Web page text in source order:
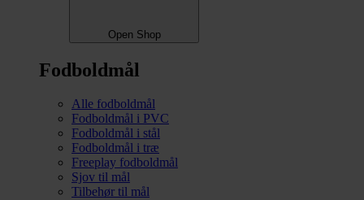
Open Shop
Fodboldmål
Alle fodboldmål
Fodboldmål i PVC
Fodboldmål i stål
Fodboldmål i træ
Freeplay fodboldmål
Sjov til mål
Tilbehør til mål